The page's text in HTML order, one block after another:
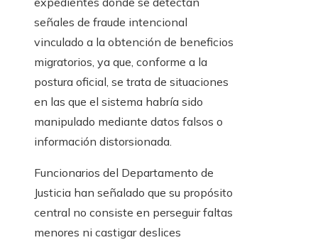
señales de fraude intencional
vinculado a la obtención de beneficios
migratorios, ya que, conforme a la
postura oficial, se trata de situaciones
en las que el sistema habría sido
manipulado mediante datos falsos o
información distorsionada.
Funcionarios del Departamento de
Justicia han señalado que su propósito
central no consiste en perseguir faltas
menores ni castigar deslices